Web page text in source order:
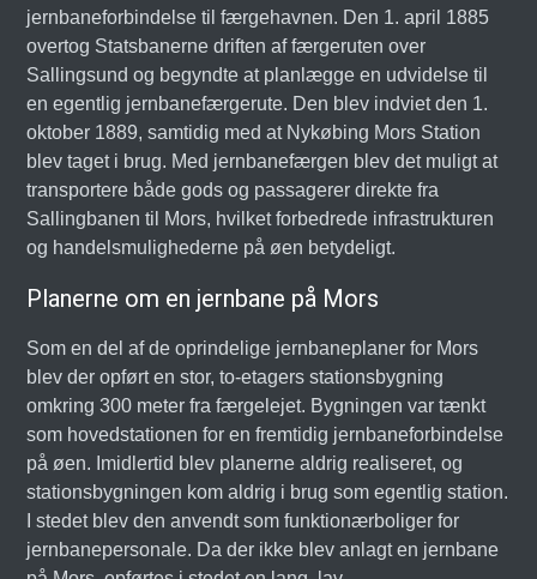
jernbaneforbindelse til færgehavnen. Den 1. april 1885
overtog Statsbanerne driften af færgeruten over
Sallingsund og begyndte at planlægge en udvidelse til
en egentlig jernbanefærgerute. Den blev indviet den 1.
oktober 1889, samtidig med at Nykøbing Mors Station
blev taget i brug. Med jernbanefærgen blev det muligt at
transportere både gods og passagerer direkte fra
Sallingbanen til Mors, hvilket forbedrede infrastrukturen
og handelsmulighederne på øen betydeligt.
Planerne om en jernbane på Mors
Som en del af de oprindelige jernbaneplaner for Mors
blev der opført en stor, to-etagers stationsbygning
omkring 300 meter fra færgelejet. Bygningen var tænkt
som hovedstationen for en fremtidig jernbaneforbindelse
på øen. Imidlertid blev planerne aldrig realiseret, og
stationsbygningen kom aldrig i brug som egentlig station.
I stedet blev den anvendt som funktionærboliger for
jernbanepersonale. Da der ikke blev anlagt en jernbane